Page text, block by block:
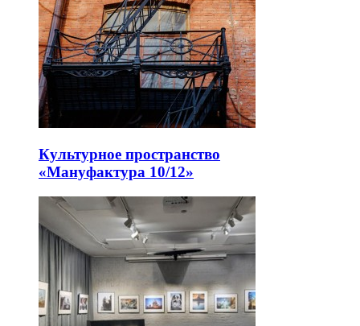
Культурное пространство
«Мануфактура 10/12»